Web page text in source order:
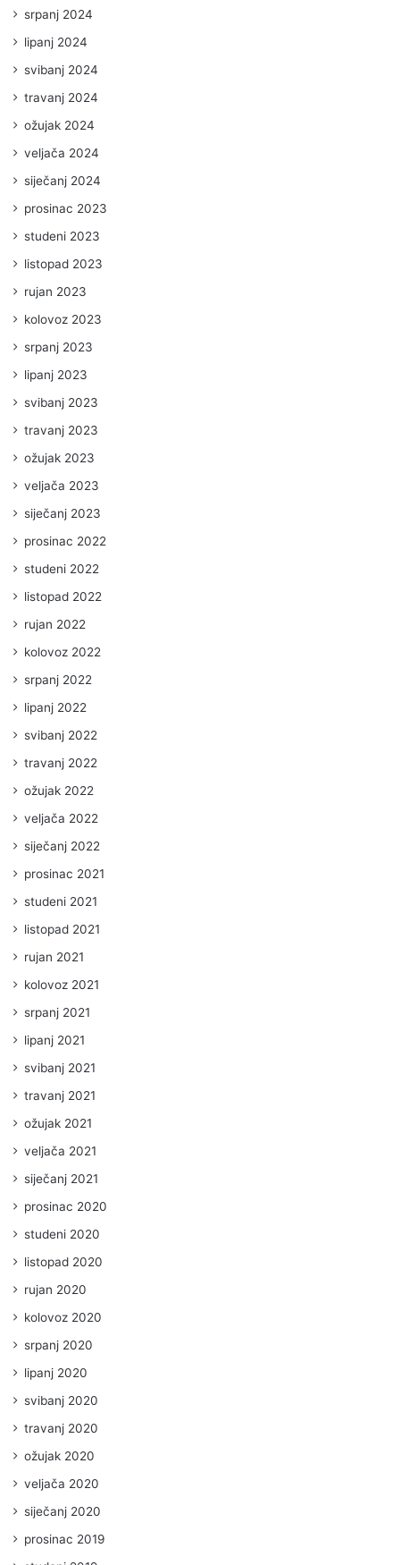
srpanj 2024
lipanj 2024
svibanj 2024
travanj 2024
ožujak 2024
veljača 2024
siječanj 2024
prosinac 2023
studeni 2023
listopad 2023
rujan 2023
kolovoz 2023
srpanj 2023
lipanj 2023
svibanj 2023
travanj 2023
ožujak 2023
veljača 2023
siječanj 2023
prosinac 2022
studeni 2022
listopad 2022
rujan 2022
kolovoz 2022
srpanj 2022
lipanj 2022
svibanj 2022
travanj 2022
ožujak 2022
veljača 2022
siječanj 2022
prosinac 2021
studeni 2021
listopad 2021
rujan 2021
kolovoz 2021
srpanj 2021
lipanj 2021
svibanj 2021
travanj 2021
ožujak 2021
veljača 2021
siječanj 2021
prosinac 2020
studeni 2020
listopad 2020
rujan 2020
kolovoz 2020
srpanj 2020
lipanj 2020
svibanj 2020
travanj 2020
ožujak 2020
veljača 2020
siječanj 2020
prosinac 2019